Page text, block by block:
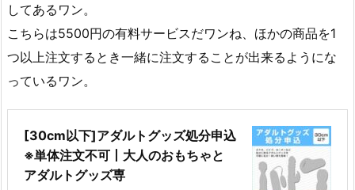
してあるワン。
こちらは5500円の有料サービスだワンね、ほかの商品を1
つ以上注文するとき一緒に注文することが出来るようにな
っているワン。
[30cm以下]アダルトグッズ処分申込
※単体注文不可丨大人のおもちゃと
アダルトグッズ専